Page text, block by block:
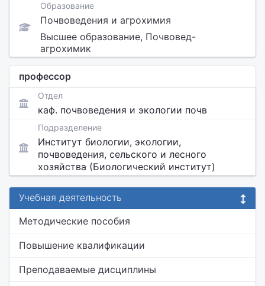
Образование
Почвоведения и агрохимия
Высшее образование, Почвовед-
агрохимик
профессор
Отдел
каф. почвоведения и экологии почв
Подразделение
Институт биологии, экологии,
почвоведения, сельского и лесного
хозяйства (Биологический институт)
Учебная деятельность
Методические пособия
Повышение квалификации
Преподаваемые дисциплины